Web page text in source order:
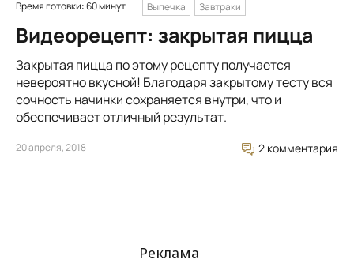
Время готовки: 60 минут Выпечка Завтраки
Видеорецепт: закрытая пицца
Закрытая пицца по этому рецепту получается
невероятно вкусной! Благодаря закрытому тесту вся
сочность начинки сохраняется внутри, что и
обеспечивает отличный результат.
20 апреля, 2018 2 комментария
Реклама